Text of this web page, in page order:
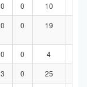
0 0 10
0 0 19
0 0 4
3 0 25